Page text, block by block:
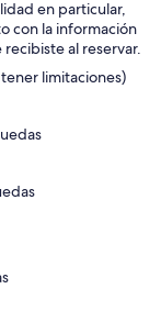
en particular,
con la información
al reservar.
limitaciones)